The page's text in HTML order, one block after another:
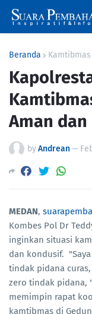
Beranda Kamtibmas
Aman
byAndrean—
MEDAN,
Kombes Pol Dr
inginkan situasi
dan kondusif.
tindak pidana
zero tindak pidana,
memimpin rapat
kamtibmas di